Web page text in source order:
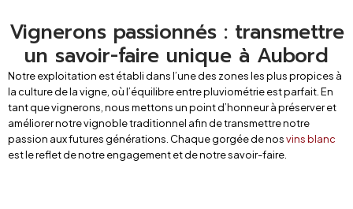
Vignerons passionnés : transmettre
un savoir-faire unique à Aubord
Notreexploitation est établi dans l’une des zones les plus propices à
la culture de la vigne, où l’équilibre entre pluviométrie est parfait. En
tant que vignerons, nous mettons un point d’honneur à préserver et
améliorer notre vignoble traditionnel afin de transmettre notre
passion aux futures générations. Chaque gorgée de nosvins blanc
est le reflet de notre engagement et de notre savoir-faire.